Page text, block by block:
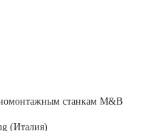
станкам M&B
(Италия)